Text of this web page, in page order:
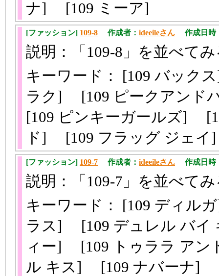
ナ] [109 ミーア]
[ファッション] 109-8 作成者： ideeileさん 作成日時
説明：「109-8」を並べて
キーワード： [109 バッ
ラク] [109 ピークアン
[109 ピンキーガールズ]
ド] [109 フラッグ ジェ
[ファッション] 109-7 作成者： ideeileさん 作成日時
説明：「109-7」を並べて
キーワード： [109 ディ
ラス] [109 デュレル バイ
ィー] [109 トゥララ アン
ル キス] [109 ナバーナ]